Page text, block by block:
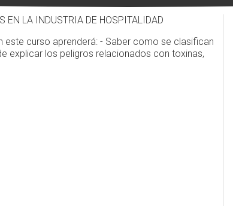
EN LA INDUSTRIA DE HOSPITALIDAD
este curso aprenderá: - Saber como se clasifican
explicar los peligros relacionados con toxinas,